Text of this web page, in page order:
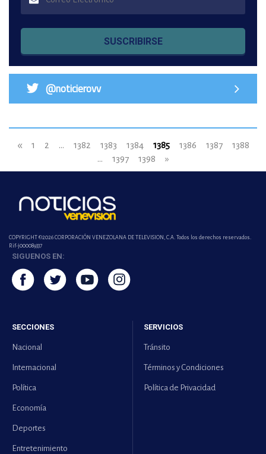
SUSCRIBIRSE
@noticierovv
« 1 2 ... 1382 1383 1384 1385 1386 1387
1388
...
1397 1398 »
COPYRIGHT ©2026 CORPORACIÓN VENEZOLANA DE TELEVISION, C.A. Todos los derechos reservados.
Rif-j000089337
SIGUENOS EN:
SECCIONES
Nacional
Internacional
Política
Economía
Deportes
Entretenimiento
SERVICIOS
Tránsito
Términos y Condiciones
Política de Privacidad